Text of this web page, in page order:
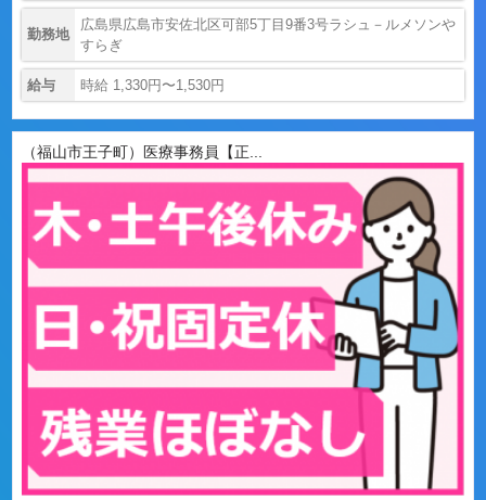
勤務地
広島県広島市安佐北区可部5丁目9番3号ラシュ－ルメソンや
すらぎ
給与 時給 1,330円〜1,530円
（福山市王子町）医療事務員【正...